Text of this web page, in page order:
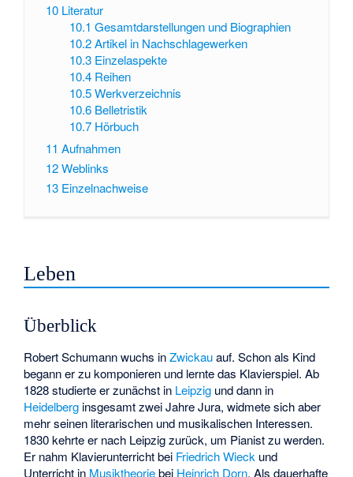
10 Literatur
10.1 Gesamtdarstellungen und Biographien
10.2 Artikel in Nachschlagewerken
10.3 Einzelaspekte
10.4 Reihen
10.5 Werkverzeichnis
10.6 Belletristik
10.7 Hörbuch
11 Aufnahmen
12Weblinks
13 Einzelnachweise
Leben
Überblick
Robert Schumann wuchs inZwickauauf. Schon als Kind
begann er zu komponieren und lernte das Klavierspiel. Ab
1828 studierte er zunächst in Leipzig und dann in
Heidelberg insgesamt zwei Jahre Jura, widmete sich aber
mehr seinen literarischen und musikalischen Interessen.
1830 kehrte er nach Leipzig zurück, um Pianist zu werden.
Er nahm Klavierunterricht bei Friedrich Wieck und
Unterricht in Musiktheoriebei Heinrich Dorn. Als dauerhafte